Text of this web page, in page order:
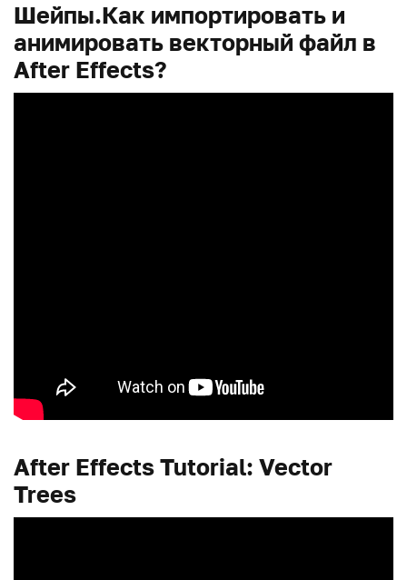
Шейпы.Как импортировать и
анимировать векторный файл в
After Effects?
After Effects Tutorial: Vector
Trees